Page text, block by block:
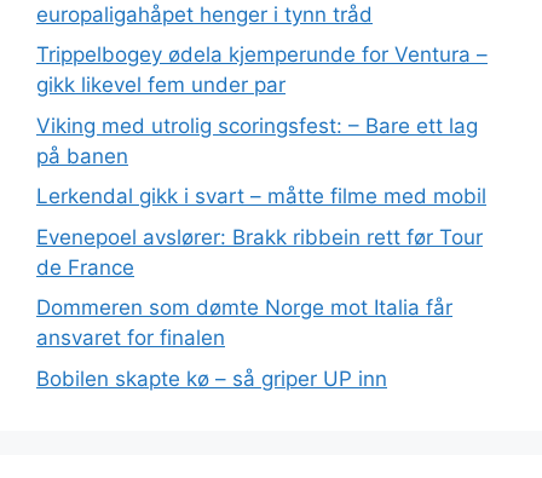
europaligahåpet henger i tynn tråd
Trippelbogey ødela kjemperunde for Ventura –
gikk likevel fem under par
Viking med utrolig scoringsfest: – Bare ett lag
på banen
Lerkendal gikk i svart – måtte filme med mobil
Evenepoel avslører: Brakk ribbein rett før Tour
de France
Dommeren som dømte Norge mot Italia får
ansvaret for finalen
Bobilen skapte kø – så griper UP inn